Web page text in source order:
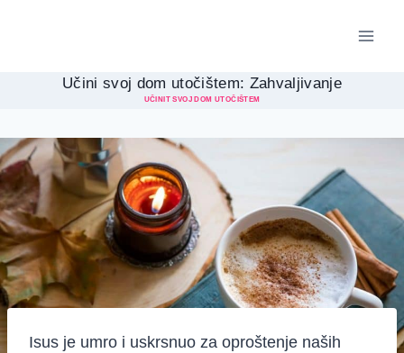
Učini svoj dom utočištem: Zahvaljivanje
UČINIT SVOJ DOM UTOČIŠTEM
Isus je umro i uskrsnuo za oproštenje naših